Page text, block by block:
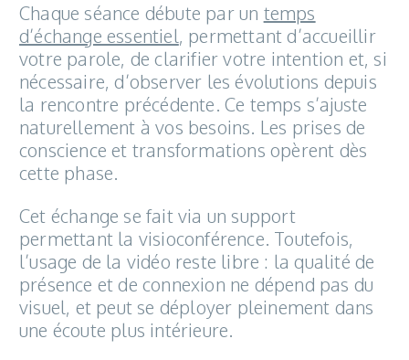
Chaque séance débute par un temps
d’échange essentiel, permettant d’accueillir
votre parole, de clarifier votre intention et, si
nécessaire, d’observer les évolutions depuis
la rencontre précédente. Ce temps s’ajuste
naturellement à vos besoins. Les prises de
conscience et transformations opèrent dès
cette phase.
Cet échange se fait via un support
permettant la visioconférence. Toutefois,
l’usage de la vidéo reste libre : la qualité de
présence et de connexion ne dépend pas du
visuel, et peut se déployer pleinement dans
une écoute plus intérieure.